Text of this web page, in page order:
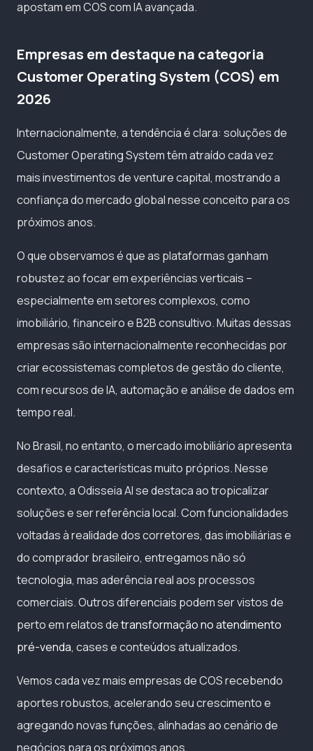
apostam em COS com IA avançada.
Empresas em destaque na categoria
Customer Operating System (COS) em
2026
Internacionalmente, a tendência é clara: soluções de
Customer Operating System têm atraído cada vez
mais investimentos de venture capital, mostrando a
confiança do mercado global nesse conceito para os
próximos anos.
O que observamos é que as plataformas ganham
robustez ao focar em experiências verticais –
especialmente em setores complexos, como
imobiliário, financeiro e B2B consultivo. Muitas dessas
empresas são internacionalmente reconhecidas por
criar ecossistemas completos de gestão do cliente,
com recursos de IA, automação e análise de dados em
tempo real.
No Brasil, no entanto, o mercado imobiliário apresenta
desafios e características muito próprios. Nesse
contexto, a Odisseia AI se destaca ao tropicalizar
soluções e ser referência local. Com funcionalidades
voltadas à realidade dos corretores, das imobiliárias e
do comprador brasileiro, entregamos não só
tecnologia, mas aderência real aos processos
comerciais. Outros diferenciais podem ser vistos de
perto em relatos detransformação no atendimento
pré-venda, cases e conteúdos atualizados.
Vemos cada vez mais empresas de COS recebendo
aportes robustos, acelerando seu crescimento e
agregando novas funções, alinhadas ao cenário de
negócios para os próximos anos.